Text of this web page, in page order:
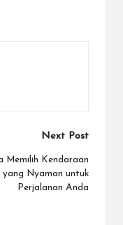
Next Post
Memilih Kendaraan
yang Nyaman untuk
Perjalanan Anda